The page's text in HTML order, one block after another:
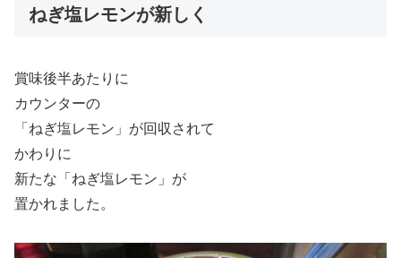
ねぎ塩レモンが新しく
賞味後半あたりに
カウンターの
「ねぎ塩レモン」が回収されて
かわりに
新たな「ねぎ塩レモン」が
置かれました。